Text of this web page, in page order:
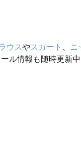
ウスやスカート ニ
ル情報も随時更新